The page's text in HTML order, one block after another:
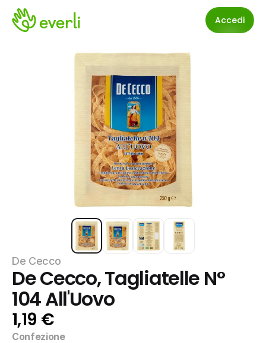
Accedi
De Cecco
De Cecco, Tagliatelle N°
104 All'Uovo
1,19 €
Confezione